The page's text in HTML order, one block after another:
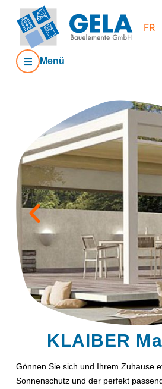
FR
Menü
KLAIBER
Gönnen Sie sich und Ihrem Zuhause
Sonnenschutz und der perfekt